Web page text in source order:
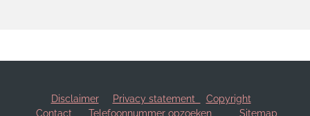
Disclaimer Privacy statement
Copyright
Contact
Telefoonnummer opzoeken Sitemap